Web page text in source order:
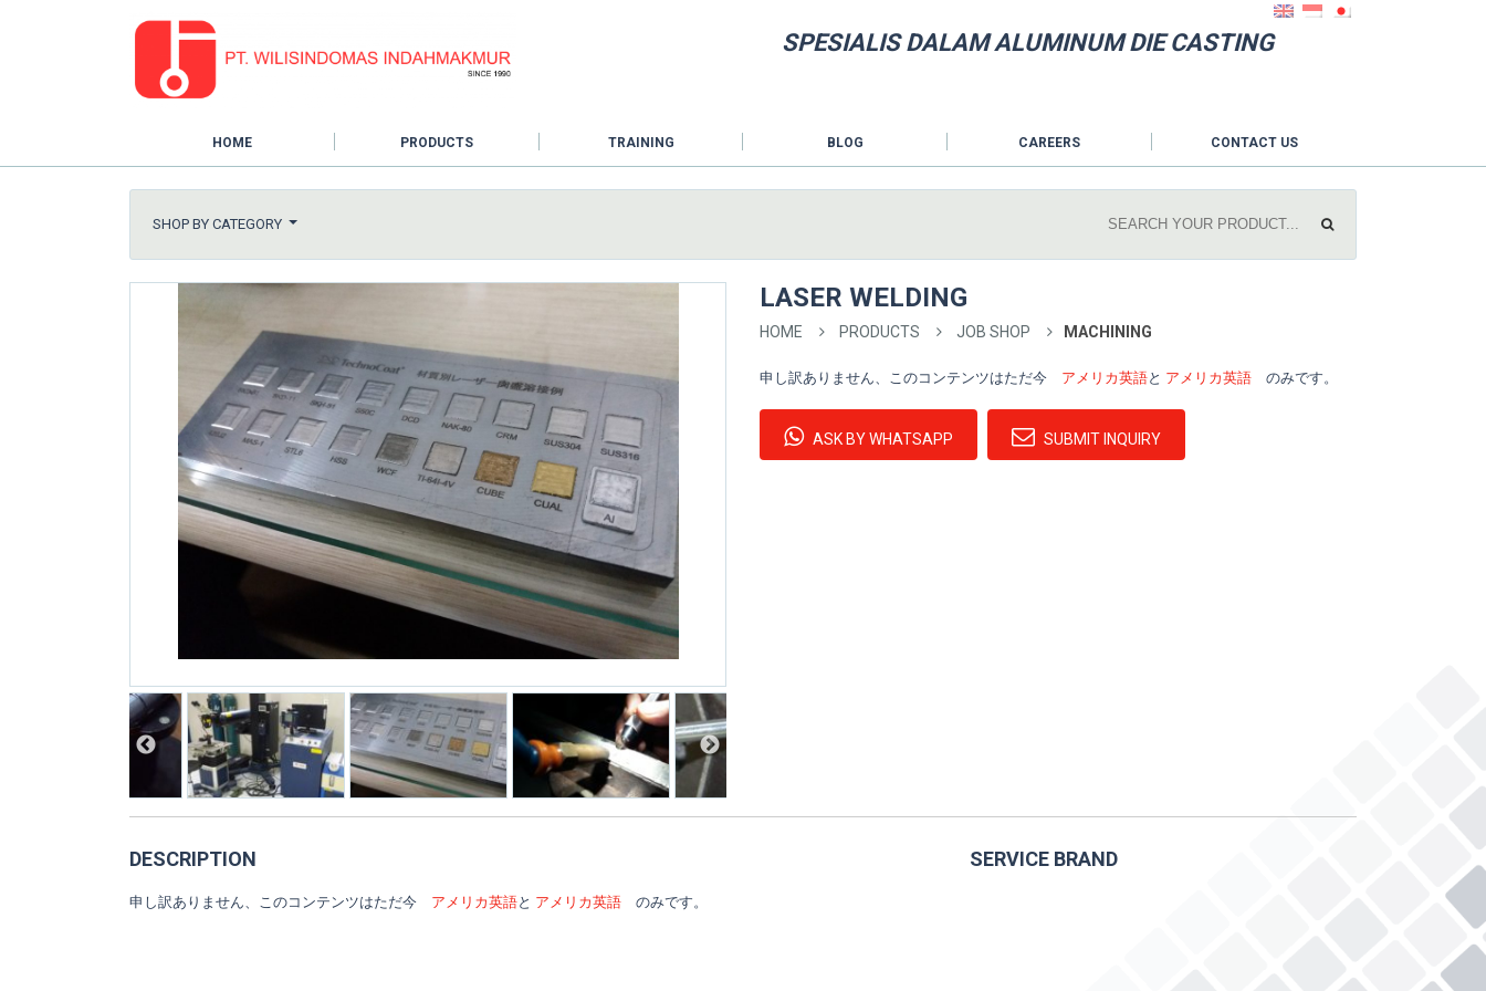
SPESIALIS DALAM ALUMINUM DIE CASTING
HOME PRODUCTS TRAINING BLOG CAREERS CONTACT US
SHOP BY CATEGORY
LASER WELDING
HOME PRODUCTS JOB SHOP MACHINING
申し訳ありません、このコンテンツはただ今 アメリカ英語と アメリカ英語 のみです。
ASK BY WHATSAPP SUBMIT INQUIRY
DESCRIPTION
申し訳ありません、このコンテンツはただ今 アメリカ英語と アメリカ英語 のみです。
SERVICE BRAND